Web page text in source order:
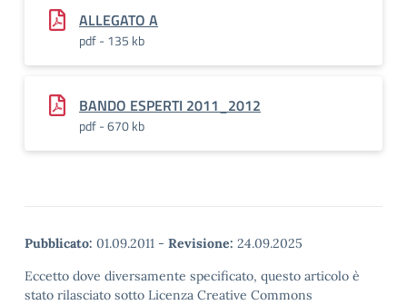
ALLEGATO A
pdf - 135 kb
BANDO ESPERTI 2011_2012
pdf - 670 kb
Pubblicato: 01.09.2011 - Revisione: 24.09.2025
Eccetto dove diversamente specificato, questo articolo è
stato rilasciato sotto Licenza Creative Commons